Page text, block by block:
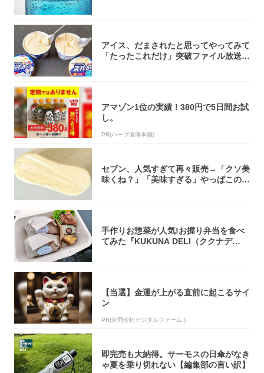
アイス、だまされたと思ってやってみて
「たったこれだけ」突破ファイル放送で
アマゾン1位の実績！380円で5日間お試
し。
PR(ハーブ健康本舗)
セブン、人気すぎて再々販売→「クソ美
味くね？」「美味すぎる」やっぱこのク
手作りお惣菜が人気!お握り弁当を食べ
てみた『KUKUNA DELI（ククナデ
【当選】金運が上がる直前に起こるサイ
ン
PR(合同会社デジタルファーム )
即完売も大納得。サーモスの日傘がなき
ゃ夏を乗り切れない【編集部の言い訳】